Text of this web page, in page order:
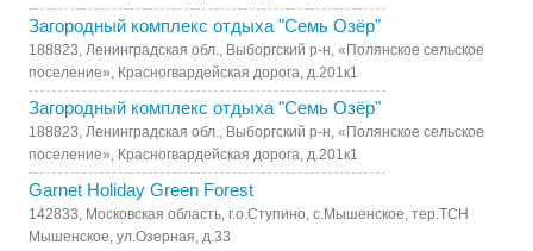
Загородный комплекс отдыха "Семь Озёр"
188823, Ленинградская обл., Выборгский р-н, «Полянское сельское
поселение», Красногвардейская дорога, д.201к1
Загородный комплекс отдыха "Семь Озёр"
188823, Ленинградская обл., Выборгский р-н, «Полянское сельское
поселение», Красногвардейская дорога, д.201к1
Garnet Holiday Green Forest
142833, Московская область, г.о.Ступино, с.Мышенское, тер.ТСН
Мышенское, ул.Озерная, д.33